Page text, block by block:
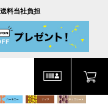
料当社負担